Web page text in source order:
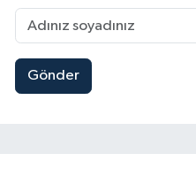
Gönder